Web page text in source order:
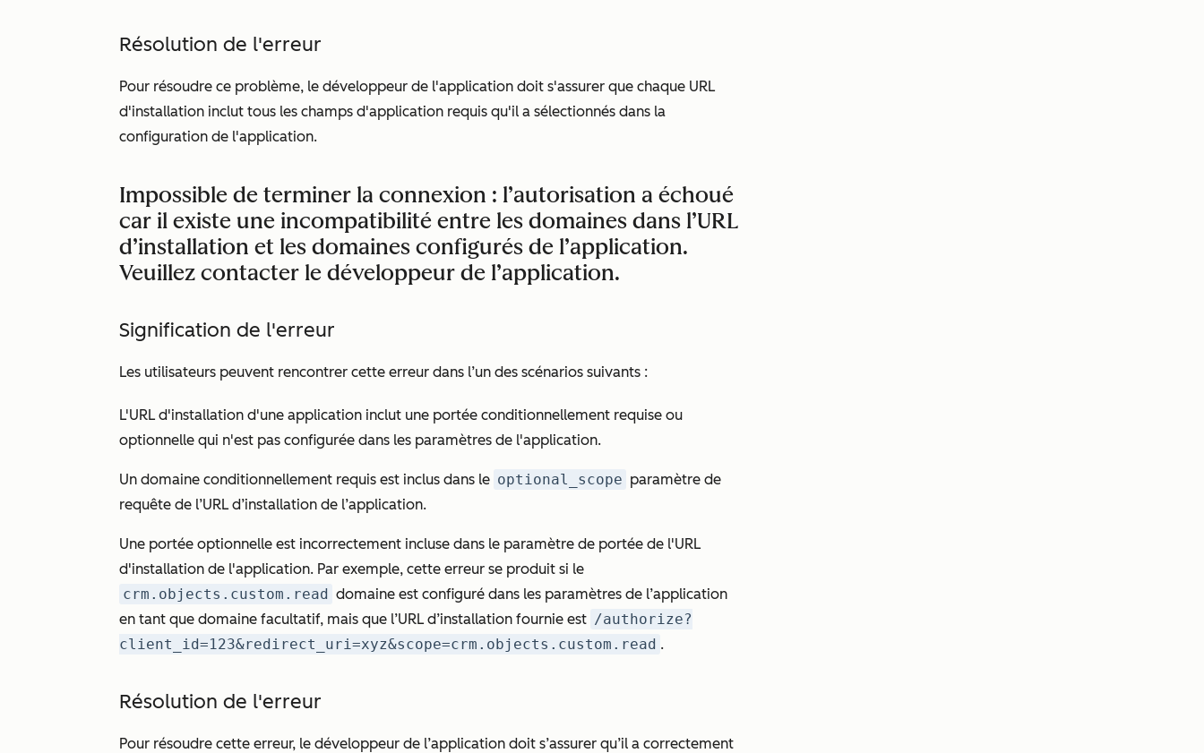
Résolution de l'erreur
Pour résoudre ce problème, le développeur de l'application doit s'assurer que chaque URL
d'installation inclut tous les champs d'application requis qu'il a sélectionnés dans la
configuration de l'application.
Impossible de terminer la connexion : l’autorisation a échoué
car il existe une incompatibilité entre les domaines dans l’URL
d’installation et les domaines configurés de l’application.
Veuillez contacter le développeur de l’application.
Signification de l'erreur
Les utilisateurs peuvent rencontrer cette erreur dans l’un des scénarios suivants :
L'URL d'installation d'une application inclut une portée conditionnellement requise ou
optionnelle qui n'est pas configurée dans les paramètres de l'application.
Un domaine conditionnellement requis est inclus dans le optional_scope paramètre de
requête de l’URL d’installation de l’application.
Une portée optionnelle est incorrectement incluse dans le paramètre de portée de l'URL
d'installation de l'application. Par exemple, cette erreur se produit si le
crm.objects.custom.read domaine est configuré dans les paramètres de l’application
en tant que domaine facultatif, mais que l’URL d’installation fournie est /authorize?
client_id=123&redirect_uri=xyz&scope=crm.objects.custom.read .
Résolution de l'erreur
Pour résoudre cette erreur, le développeur de l’application doit s’assurer qu’il a correctement